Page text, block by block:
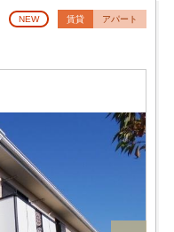
NEW 賃貸 アパート